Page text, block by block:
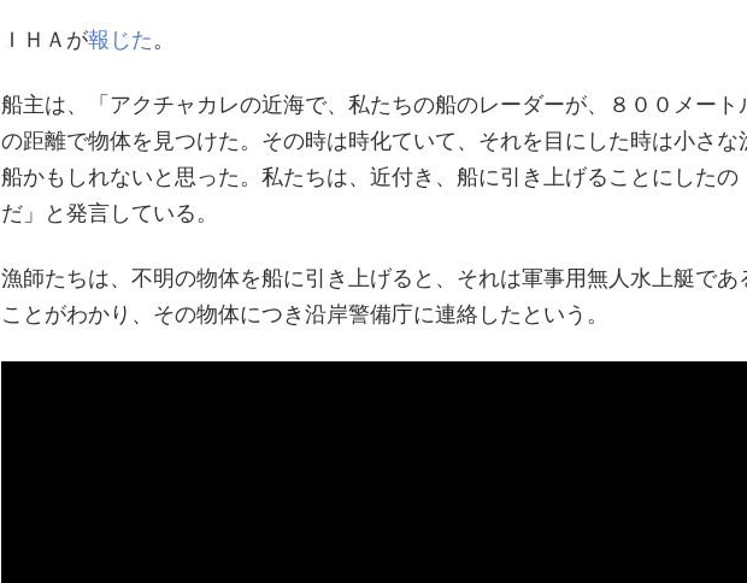
ＩＨＡが報じた 。
船主は、「アクチャカレの近海で、私たちの船のレーダーが、８００メート
の距離で物体を見つけた。その時は時化ていて、それを目にした時は小さな
船かもしれないと思った。私たちは、近付き、船に引き上げることにしたの
だ」と発言している。
漁師たちは、不明の物体を船に引き上げると、それは軍事用無人水上艇であ
ことがわかり、その物体につき沿岸警備庁に連絡したという。